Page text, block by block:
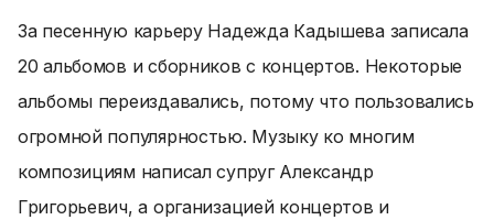
За песенную карьеру Надежда Кадышева записала
20 альбомов и сборников с концертов. Некоторые
альбомы переиздавались, потому что пользовались
огромной популярностью. Музыку ко многим
композициям написал супруг Александр
Григорьевич, а организацией концертов и